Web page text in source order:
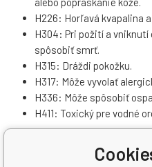
H226: Horľavá kvapalina a
H304: Pri požití a
spôsobiť smrť.
H315: Dráždi pokožku.
H317: Môže vyvolať
H336: Môže spôsobiť
H411: Toxický pre vodné